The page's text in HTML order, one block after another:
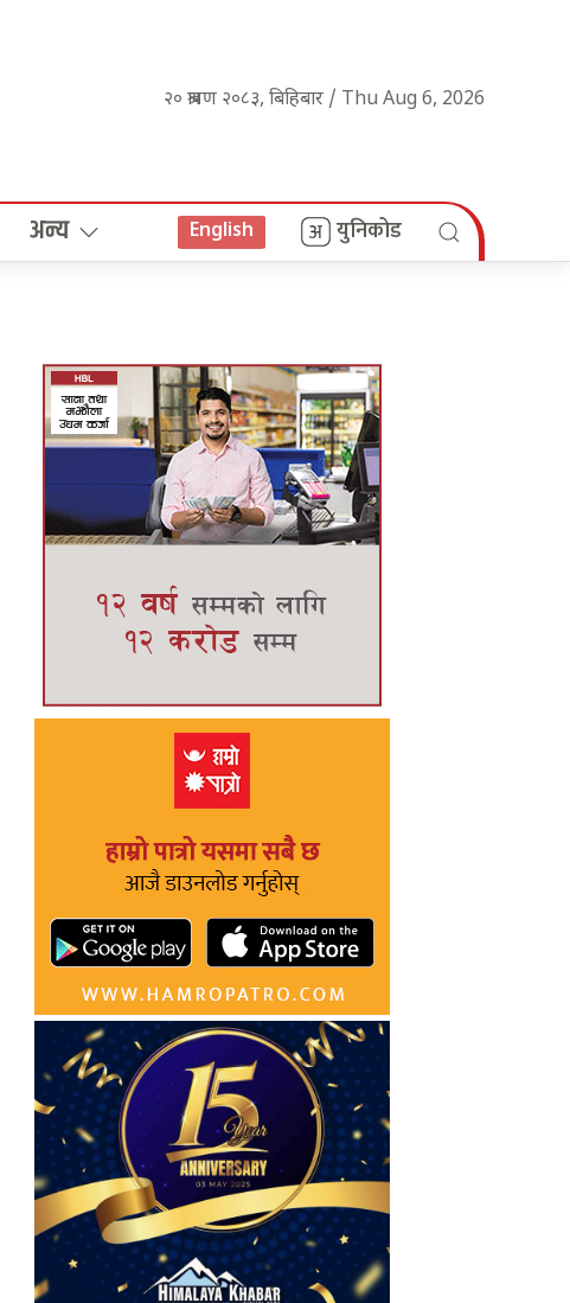
२० श्रावण २०८३, बिहिबार / Thu Aug 6, 2026
अन्य English युनिकोड